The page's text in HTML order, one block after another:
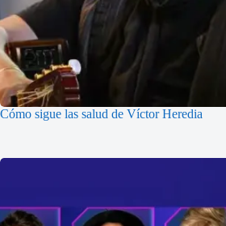
Cómo sigue las salud de Víctor Heredia